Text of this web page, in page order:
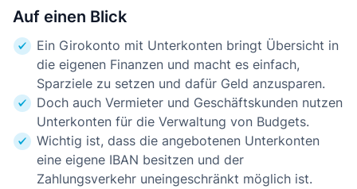
Auf einen Blick
Ein Girokonto mit Unterkonten bringt Übersicht in
die eigenen Finanzen und macht es einfach,
Sparziele zu setzen und dafür Geld anzusparen.
Doch auch Vermieter und Geschäftskunden nutzen
Unterkonten für die Verwaltung von Budgets.
Wichtig ist, dass die angebotenen Unterkonten
eine eigene IBAN besitzen und der
Zahlungsverkehr uneingeschränkt möglich ist.